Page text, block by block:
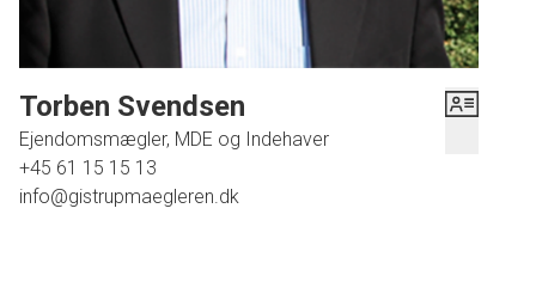
fremtiden endvidere være satelitbyen til Nordjyllands nye supersygehus.
Dette vil helt klart være medvirkende til at mange nye familier vil søge mod
En spændende bolig med masser af muligheder til børnefamilien.
Kom og se denne herlige villa og kontakt mig for fremvisning på tlf. 6115
1513
Torben Svendsen
Ejendomsmægler, MDE og Indehaver
+45 61 15 15 13
info@gistrupmaegleren.dk